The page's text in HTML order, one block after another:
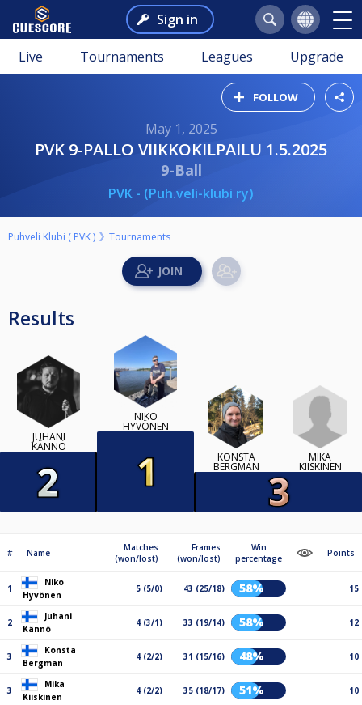
Sign in
Live Tournaments Leagues Upgrade
FOLLOW
May 1, 2025
PVK 9-PALLO VIIKKOKILPAILU 1.5.2025
9-Ball
PVK - (Puh.veli-klubi ry)
Puhveli Klubi ( PVK ) Tournaments
Results
JUHANI
KÄNNÖ
NIKO
HYVÖNEN
KONSTA
BERGMAN
MIKA
KIISKINEN
# Name
Matches
(won/lost)
Frames
(won/lost)
Win
percentage
Points
1
Niko
Hyvönen
5 (5/0) 43 (25/18) 58% 15
2
Juhani
Kännö
4 (3/1) 33 (19/14) 58% 12
3
Konsta
Bergman
4 (2/2) 31 (15/16) 48% 10
3
Mika
Kiiskinen
4 (2/2) 35 (18/17) 51% 10